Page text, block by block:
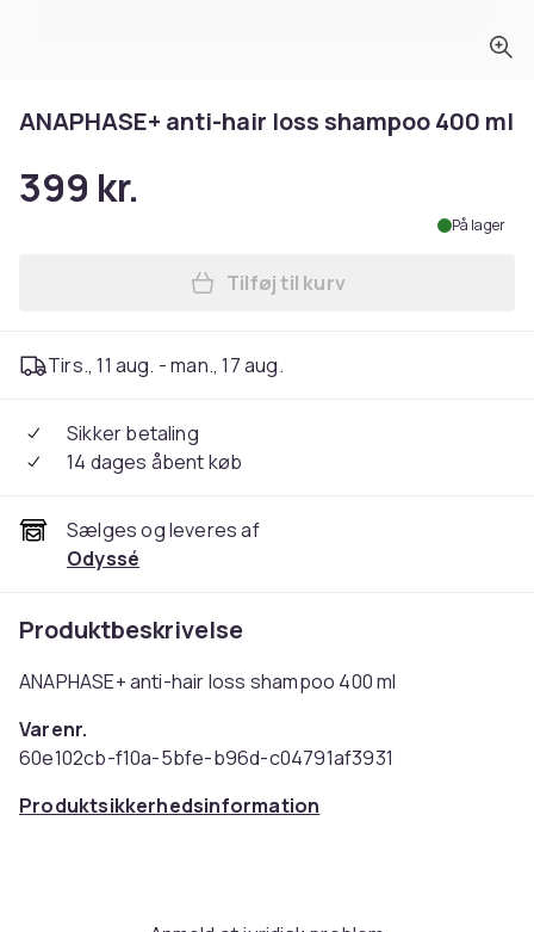
ANAPHASE+ anti-hair loss shampoo 400 ml
399 kr.
På lager
Læg ANAPHASE+ anti-hair
Tilføj til kurv
Tirs., 11 aug. - man., 17 aug.
Sikker betaling
14 dages åbent køb
Sælges og leveres af
Odyssé
Produktbeskrivelse
ANAPHASE+ anti-hair loss shampoo 400 ml
Varenr.
60e102cb-f10a-5bfe-b96d-c04791af3931
Produktsikkerhedsinformation